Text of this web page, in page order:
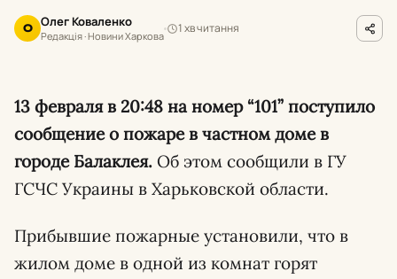
О Олег Коваленко
Редакція · Новини Харкова
1 хв читання
13 февраля в 20:48 на номер “101” поступило
сообщение о пожаре в частном доме в
городе Балаклея. Об этом сообщили в ГУ
ГСЧС Украины в Харьковской области.
Прибывшие пожарные установили, что в
жилом доме в одной из комнат горят